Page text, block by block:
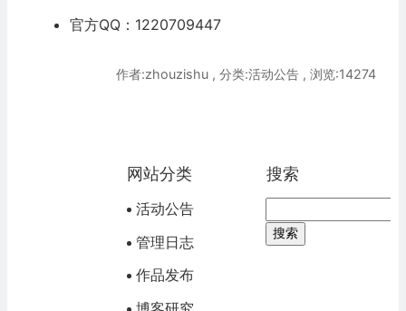
官方QQ：1220709447
作者:zhouzishu , 分类:活动公告 , 浏览:14274
网站分类
活动公告
管理日志
作品发布
搜索